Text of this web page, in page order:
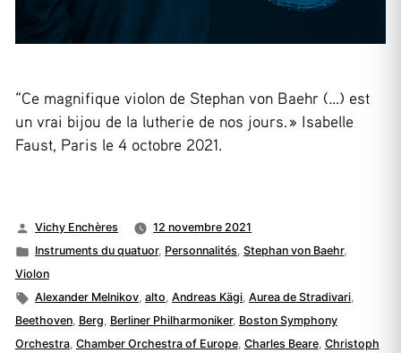
“Ce magnifique violon de Stephan von Baehr (…) est
un vrai bijou de la lutherie de nos jours. » Isabelle
Faust, Paris le 4 octobre 2021.
Publié
par
Vichy Enchères
12 novembre 2021
Publié
dans
Instruments du quatuor, Personnalités,Stephan von Baehr,
Violon
Étiquettes :
Alexander Melnikov,alto,Andreas Kägi,Aurea de Stradivari,
Beethoven, Berg, Berliner Philharmoniker, Boston Symphony
Orchestra, Chamber Orchestra of Europe, Charles Beare, Christoph